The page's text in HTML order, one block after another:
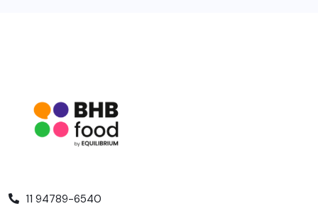
11 94789-6540